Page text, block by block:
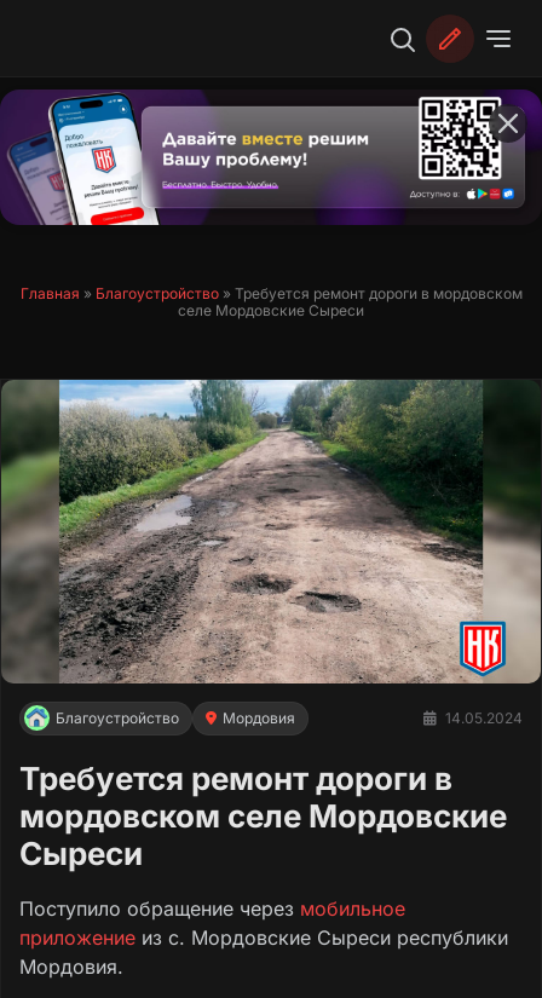
Главная » Благоустройство» Требуется ремонт дороги в мордовском
селе Мордовские Сыреси
Благоустройство Мордовия 14.05.2024
Требуется ремонт дороги в
мордовском селе Мордовские
Сыреси
Поступило обращение через мобильное
приложение из c. Мордовские Сыреси республики
Мордовия.